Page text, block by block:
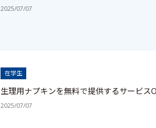
2025/07/07
在学生
生理用ナプキンを無料で提供するサービス
2025/07/07